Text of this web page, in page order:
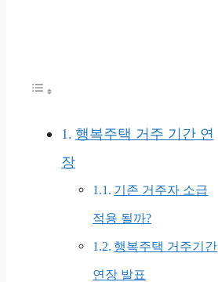
행복주택 거주 기간 연
장
기존 거주자 소급
적용 될까?
행복주택 거주기간
연장 발표